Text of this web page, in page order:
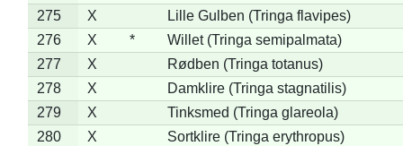
275
X
Lille Gulben (Tringa flavipes)
276
X *
Willet (Tringa semipalmata)
277
X
Rødben (Tringa totanus)
278
X
Damklire (Tringa stagnatilis)
279
X
Tinksmed (Tringa glareola)
280
X
Sortklire (Tringa erythropus)